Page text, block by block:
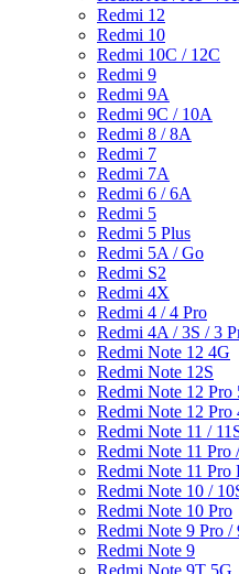
Redmi 12
Redmi 10
Redmi 10C / 12C
Redmi 9
Redmi 9A
Redmi 9C / 10A
Redmi 8 / 8A
Redmi 7
Redmi 7A
Redmi 6 / 6A
Redmi 5
Redmi 5 Plus
Redmi 5A / Go
Redmi S2
Redmi 4X
Redmi 4 / 4 Pro
Redmi 4A / 3S / 3
Redmi Note 12 4G
Redmi Note 12S
Redmi Note 12 Pro
Redmi Note 12 Pro
Redmi Note 11 /
Redmi Note 11 Pro
Redmi Note 11 Pro
Redmi Note 10 /
Redmi Note 10 Pro
Redmi Note 9 Pro /
Redmi Note 9
Redmi Note 9T 5G